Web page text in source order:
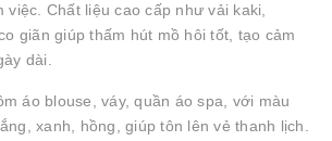
việc. Chất liệu cao cấp như vải kaki,
giãn giúp thấm hút mồ hôi tốt, tạo cảm
dài.
áo blouse, váy, quần áo spa, với màu
xanh, hồng, giúp tôn lên vẻ thanh lịch.